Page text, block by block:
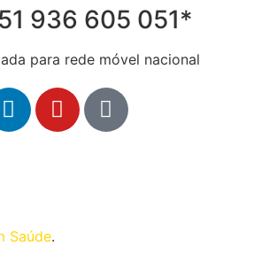
936 605 051*
para rede móvel nacional
Saúde.